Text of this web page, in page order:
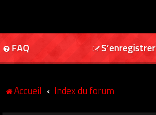
FAQ S’enregistrer
Accueil Index du forum